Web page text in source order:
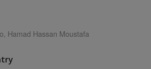
Hamad Hassan Moustafa